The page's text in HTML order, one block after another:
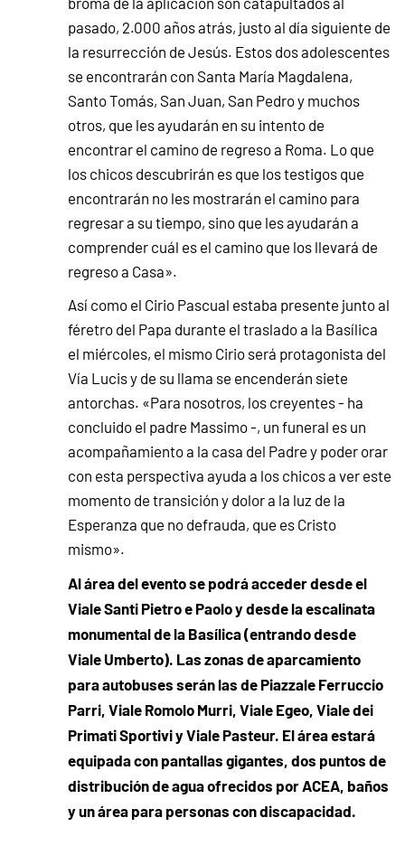
pasado, 2.000 años atrás, justo al día siguiente de
la resurrección de Jesús. Estos dos adolescentes
se encontrarán con Santa María Magdalena,
Santo Tomás, San Juan, San Pedro y muchos
otros, que les ayudarán en su intento de
encontrar el camino de regreso a Roma. Lo que
los chicos descubrirán es que los testigos que
encontrarán no les mostrarán el camino para
regresar a su tiempo, sino que les ayudarán a
comprender cuál es el camino que los llevará de
regreso a Casa».
Así como el Cirio Pascual estaba presente junto al
féretro del Papa durante el traslado a la Basílica
el miércoles, el mismo Cirio será protagonista del
Vía Lucis y de su llama se encenderán siete
antorchas. «Para nosotros, los creyentes - ha
concluido el padre Massimo -, un funeral es un
acompañamiento a la casa del Padre y poder orar
con esta perspectiva ayuda a los chicos a ver este
momento de transición y dolor a la luz de la
Esperanza que no defrauda, que es Cristo
mismo».
Al área del evento se podrá acceder desde el
Viale Santi Pietro e Paolo y desde la escalinata
monumental de la Basílica (entrando desde
Viale Umberto). Las zonas de aparcamiento
para autobuses serán las de Piazzale Ferruccio
Parri, Viale Romolo Murri, Viale Egeo, Viale dei
Primati Sportivi y Viale Pasteur. El área estará
equipada con pantallas gigantes, dos puntos de
distribución de agua ofrecidos por ACEA, baños
y un área para personas con discapacidad.